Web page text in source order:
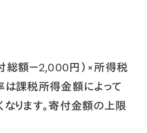
総額－2,000円）×所得税
は課税所得金額によって
なります。寄付金額の上限